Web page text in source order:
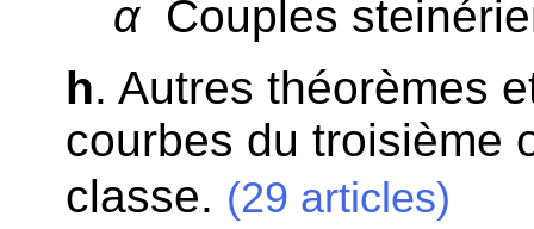
αCouples
h. Autres théorèmes
courbes du troisième
classe. (29 articles)